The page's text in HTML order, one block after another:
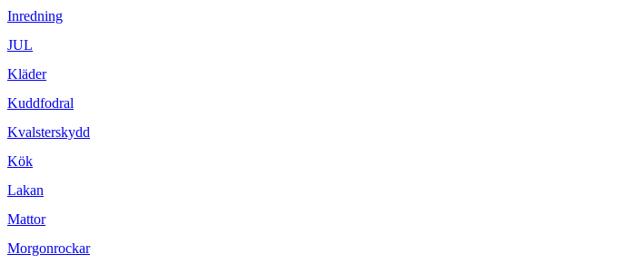
Inredning
JUL
Kläder
Kuddfodral
Kvalsterskydd
Kök
Lakan
Mattor
Morgonrockar